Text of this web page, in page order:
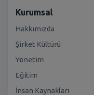
Kurumsal
Hakkımızda
Şirket Kültürü
Yönetim
Eğitim
İnsan Kaynakları